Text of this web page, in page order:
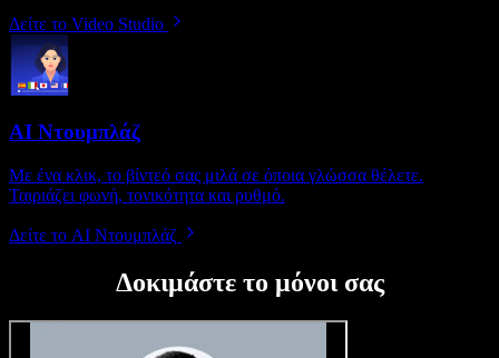
Δείτε το Video Studio
AI Ντουμπλάζ
Με ένα κλικ, το βίντεό σας μιλά σε όποια γλώσσα θέλετε.
Ταιριάζει φωνή, τονικότητα και ρυθμό.
Δείτε το AI Ντουμπλάζ
Δοκιμάστε το μόνοι σας